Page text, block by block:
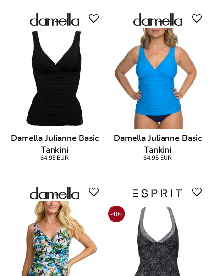
Damella Julianne Basic
Tankini
64,95 EUR
Damella Julianne Basic
Tankini
64,95 EUR
-40%